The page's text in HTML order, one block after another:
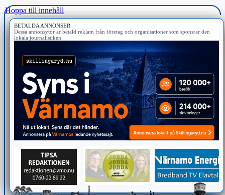
Hoppa till innehåll
BETALDA ANNONSER
Dessa annonsytor är betald reklam från företag och organisationer som sponsrar den
lokala journalistiken.